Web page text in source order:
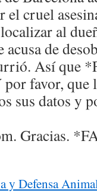
el cruel
al
de
Así que
favor, que
sus datos y
Gracias.
y Defensa